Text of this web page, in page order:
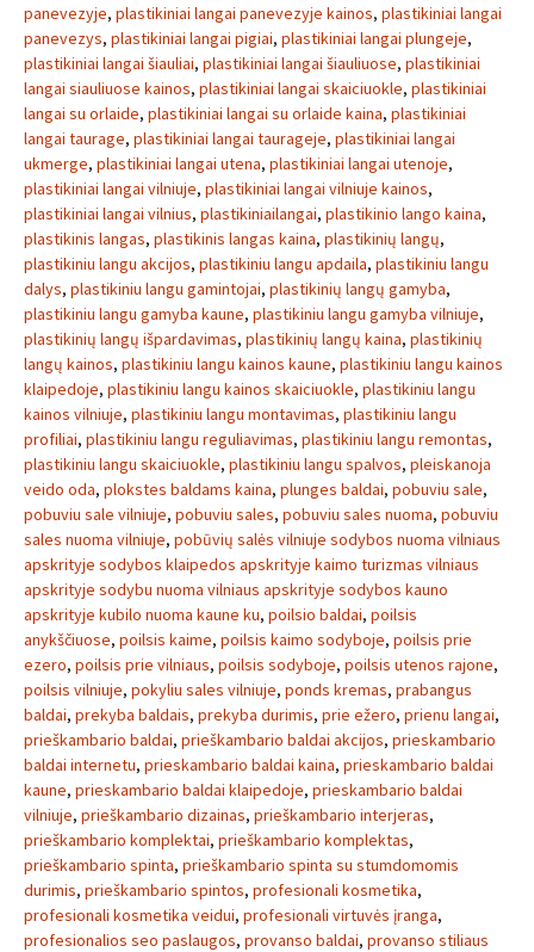
panevezyje, plastikiniai langai panevezyje kainos, plastikiniai langai
panevezys, plastikiniai langai pigiai, plastikiniai langai plungeje,
plastikiniai langai šiauliai, plastikiniai langai šiauliuose, plastikiniai
langai siauliuose kainos, plastikiniai langai skaiciuokle, plastikiniai
langai su orlaide, plastikiniai langai su orlaide kaina, plastikiniai
langai taurage, plastikiniai langai taurageje, plastikiniai langai
ukmerge, plastikiniai langai utena, plastikiniai langai utenoje,
plastikiniai langai vilniuje, plastikiniai langai vilniuje kainos,
plastikiniai langai vilnius, plastikiniailangai, plastikinio lango kaina,
plastikinis langas, plastikinis langas kaina, plastikinių langų,
plastikiniu langu akcijos, plastikiniu langu apdaila, plastikiniu langu
dalys, plastikiniu langu gamintojai, plastikinių langų gamyba,
plastikiniu langu gamyba kaune, plastikiniu langu gamyba vilniuje,
plastikinių langų išpardavimas, plastikinių langų kaina, plastikinių
langų kainos, plastikiniu langu kainos kaune, plastikiniu langu kainos
klaipedoje, plastikiniu langu kainos skaiciuokle, plastikiniu langu
kainos vilniuje, plastikiniu langu montavimas, plastikiniu langu
profiliai, plastikiniu langu reguliavimas, plastikiniu langu remontas,
plastikiniu langu skaiciuokle, plastikiniu langu spalvos, pleiskanoja
veido oda, plokstes baldams kaina, plunges baldai, pobuviu sale,
pobuviu sale vilniuje, pobuviu sales, pobuviu sales nuoma, pobuviu
sales nuoma vilniuje, pobūvių salės vilniuje sodybos nuoma vilniaus
apskrityje sodybos klaipedos apskrityje kaimo turizmas vilniaus
apskrityje sodybu nuoma vilniaus apskrityje sodybos kauno
apskrityje kubilo nuoma kaune ku, poilsio baldai, poilsis
anykščiuose, poilsis kaime, poilsis kaimo sodyboje, poilsis prie
ezero, poilsis prie vilniaus, poilsis sodyboje, poilsis utenos rajone,
poilsis vilniuje, pokyliu sales vilniuje, ponds kremas, prabangus
baldai, prekyba baldais, prekyba durimis, prie ežero, prienu langai,
prieškambario baldai, prieškambario baldai akcijos, prieskambario
baldai internetu, prieskambario baldai kaina, prieskambario baldai
kaune, prieskambario baldai klaipedoje, prieskambario baldai
vilniuje, prieškambario dizainas, prieškambario interjeras,
prieškambario komplektai, prieškambario komplektas,
prieškambario spinta, prieškambario spinta su stumdomomis
durimis, prieškambario spintos, profesionali kosmetika,
profesionali kosmetika veidui, profesionali virtuvės įranga,
profesionalios seo paslaugos, provanso baldai, provanso stiliaus